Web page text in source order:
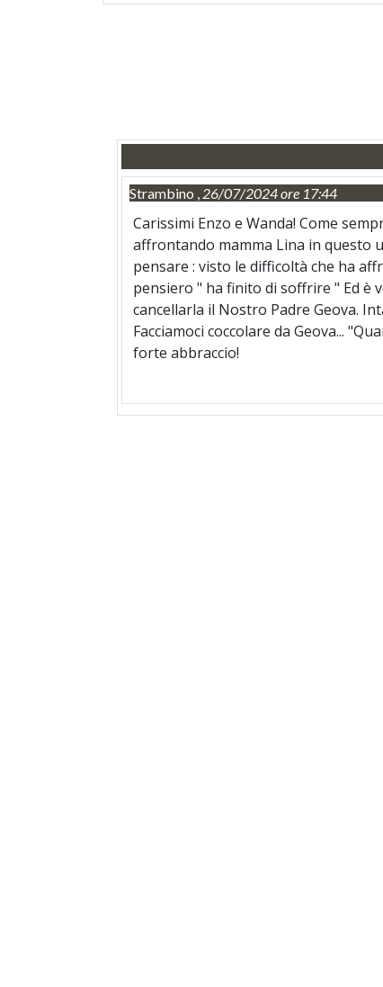
Strambino , 26/07/2024 ore 17:44
Carissimi Enzo e Wanda! Come
affrontando mamma Lina in questo
pensare : visto le difficoltà che ha
pensiero " ha finito di soffrire " Ed è
cancellarla il Nostro Padre Geova.
Facciamoci coccolare da Geova...
forte abbraccio!